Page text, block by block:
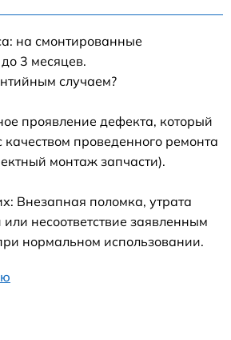
на смонтированные
3 месяцев.
случаем?
проявление дефекта, который
проведенного ремонта
монтаж запчасти).
Внезапная поломка, утрата
или несоответствие заявленным
нормальном использовании.